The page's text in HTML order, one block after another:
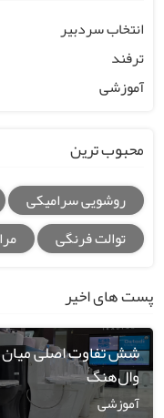
انتخاب سردبیر
ترفند
آموزشی
محبوب ترین
روشویی سرامیکی
توالت فرنگی
پست های اخیر
شش تفاوت اصلی میان
وال‌هنگ
آموزشی